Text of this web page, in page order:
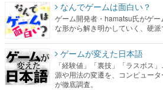
なんでゲームは面白い？
ゲーム開発者・hamatsu氏がゲ
な形から解き明かしていく、硬派
ゲームが変えた日本語
「経験値」「裏技」「ラスボス
源や用法の変遷を、コンピュー
が徹底調査。